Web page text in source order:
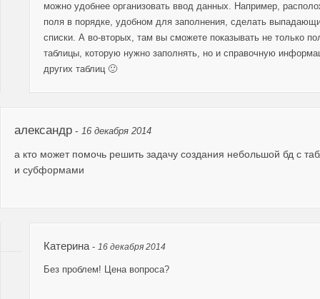
можно удобнее организовать ввод данных. Например,
поля в порядке, удобном для заполнения, сделать
списки. А во-вторых, там вы сможете показывать не только
таблицы, которую нужно заполнять, но и справочную
других таблиц 🙂
александр - 16 декабря 2014
а кто может помочь решить задачу создания небольшой бд с
и субформами
Катерина- 16 декабря 2014
Без проблем! Цена вопроса?